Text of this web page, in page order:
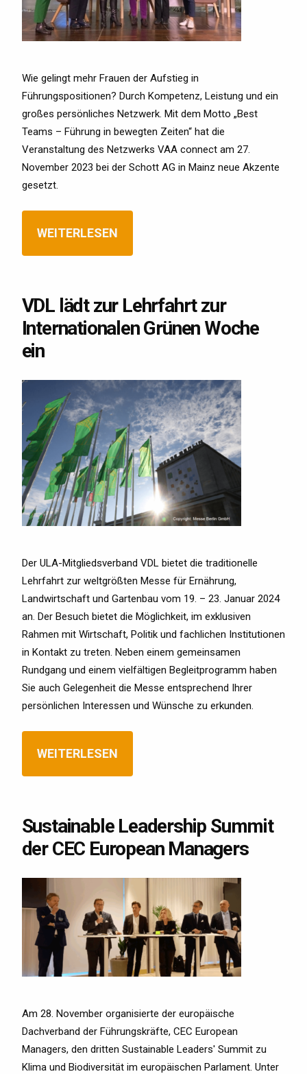
Wie gelingt mehr Frauen der Aufstieg in
Führungspositionen? Durch Kompetenz, Leistung und ein
großes persönliches Netzwerk. Mit dem Motto „Best
Teams – Führung in bewegten Zeiten“ hat die
Veranstaltung des Netzwerks VAA connect am 27.
November 2023 bei der Schott AG in Mainz neue Akzente
gesetzt.
WEITERLESEN
VDL lädt zur Lehrfahrt zur
Internationalen Grünen Woche
ein
Der ULA-Mitgliedsverband VDL bietet die traditionelle
Lehrfahrt zur weltgrößten Messe für Ernährung,
Landwirtschaft und Gartenbau vom 19. – 23. Januar 2024
an. Der Besuch bietet die Möglichkeit, im exklusiven
Rahmen mit Wirtschaft, Politik und fachlichen Institutionen
in Kontakt zu treten. Neben einem gemeinsamen
Rundgang und einem vielfältigen Begleitprogramm haben
Sie auch Gelegenheit die Messe entsprechend Ihrer
persönlichen Interessen und Wünsche zu erkunden.
WEITERLESEN
Sustainable Leadership Summit
der CEC European Managers
Am 28. November organisierte der europäische
Dachverband der Führungskräfte, CEC European
Managers, den dritten Sustainable Leaders' Summit zu
Klima und Biodiversität im europäischen Parlament. Unter